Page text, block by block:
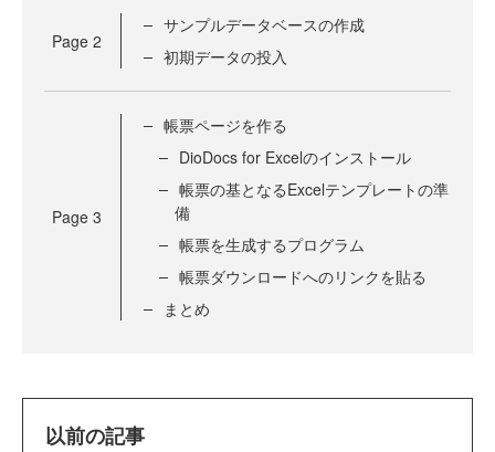
Page 2
サンプルデータベースの作成
初期データの投入
Page 3
帳票ページを作る
DioDocs for Excelのインストール
帳票の基となるExcelテンプレートの準
備
帳票を生成するプログラム
帳票ダウンロードへのリンクを貼る
まとめ
以前の記事